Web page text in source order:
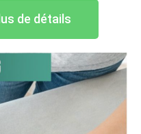
de détails